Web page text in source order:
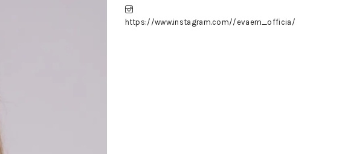
https://www.instagram.com//evaem_officia/